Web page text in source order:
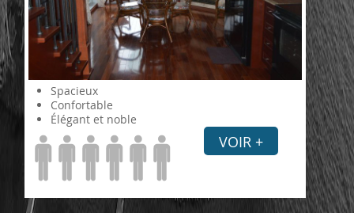
Spacieux
Confortable
Élégant et noble
VOIR +